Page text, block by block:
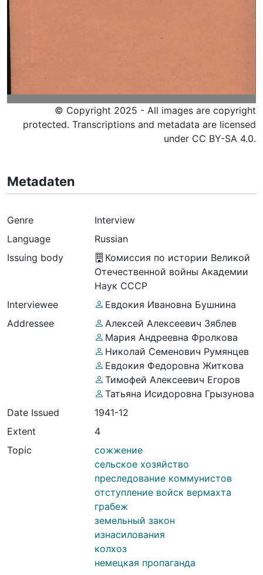
© Copyright 2025 - All images are copyright
protected. Transcriptions and metadata are licensed
under CC BY-SA 4.0.
Metadaten
Genre
Interview
Language
Russian
Issuing body
Комиссия по истории Великой
Отечественной войны Академии
Наук СССР
Interviewee
Евдокия Ивановна Бушнина
Addressee
Алексей Алексеевич Зяблев
Мария Андреевна Фролкова
Николай Семенович Румянцев
Евдокия Федоровна Житкова
Тимофей Алексеевич Егоров
Татьяна Исидоровна Грызунова
Date Issued
1941-12
Extent
4
Topic
сожжение
сельское хозяйство
преследование коммунистов
отступление войск вермахта
грабеж
земельный закон
изнасилования
колхоз
немецкая пропаганда